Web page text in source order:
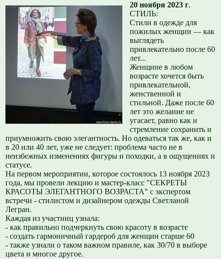
20 ноября 2023 г.
СТИЛЬ:
Стили в одежде для
пожилых женщин — как
выглядеть
привлекательно после 60
лет...
Женщине в любом
возрасте хочется быть
привлекательной,
женственной и
стильной. Даже после 60
лет это желание не
угасает, равно как и
стремление сохранить и
приумножить свою элегантность. Но одеваться так же, как и
в 20 или 40 лет, уже не следует: проблема часто не в
неизбежных изменениях фигуры и походки, а в ощущениях и
статусе.
На первом мероприятии, которое состоялось 13 ноября 2023
года, мы провели лекцию и мастер-класс "СЕКРЕТЫ
КРАСОТЫ ЭЛЕГАНТНОГО ВОЗРАСТА" с экспертом
встречи - стилистом и дизайнером одежды Светланой
Легран.
Каждая из участниц узнала:
- как правильно подчеркнуть свою красоту в возрасте
- создать гармоничный гардероб для женщин старше 60
- также узнали о таком важном правиле, как 30/70 в выборе
цвета и многое другое.